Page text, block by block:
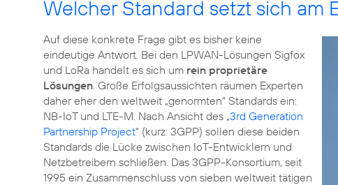
Welcher Standard setzt sich am
Auf diese konkrete Frage gibt es bisher keine
eindeutige Antwort. Bei den LPWAN-Lösungen Sigfox
und LoRa handelt es sich um rein proprietäre
Lösungen. Große Erfolgsaussichten räumen Experten
daher eher den weltweit „genormten“ Standards ein:
NB-IoT und LTE-M. Nach Ansicht des „3rd Generation
Partnership Project“ (kurz: 3GPP) sollen diese beiden
Standards die Lücke zwischen IoT-Entwicklern und
Netzbetreibern schließen. Das 3GPP-Konsortium, seit
1995 ein Zusammenschluss von sieben weltweit tätigen